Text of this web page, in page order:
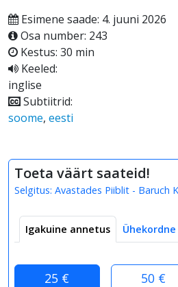
Esimene saade: 4. juuni 2026
Osa number: 243
Kestus: 30 min
Keeled:
inglise
Subtiitrid:
soome, eesti
Toeta väärt saateid!
Selgitus: Avastades Piiblit - Baruch
Igakuine annetus
25 € 50 €